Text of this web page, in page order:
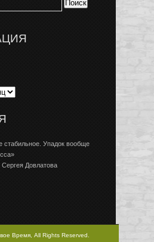
стабильное. Упадок вообще
Довлатова
Время, All Rights Reserved.